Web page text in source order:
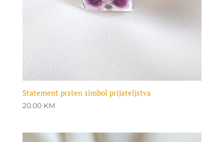
Statement prsten simbol prijateljstva
20.00 KM